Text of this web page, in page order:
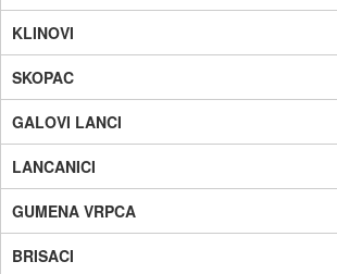
KLINOVI
SKOPAC
GALOVI LANCI
LANCANICI
GUMENA VRPCA
BRISACI